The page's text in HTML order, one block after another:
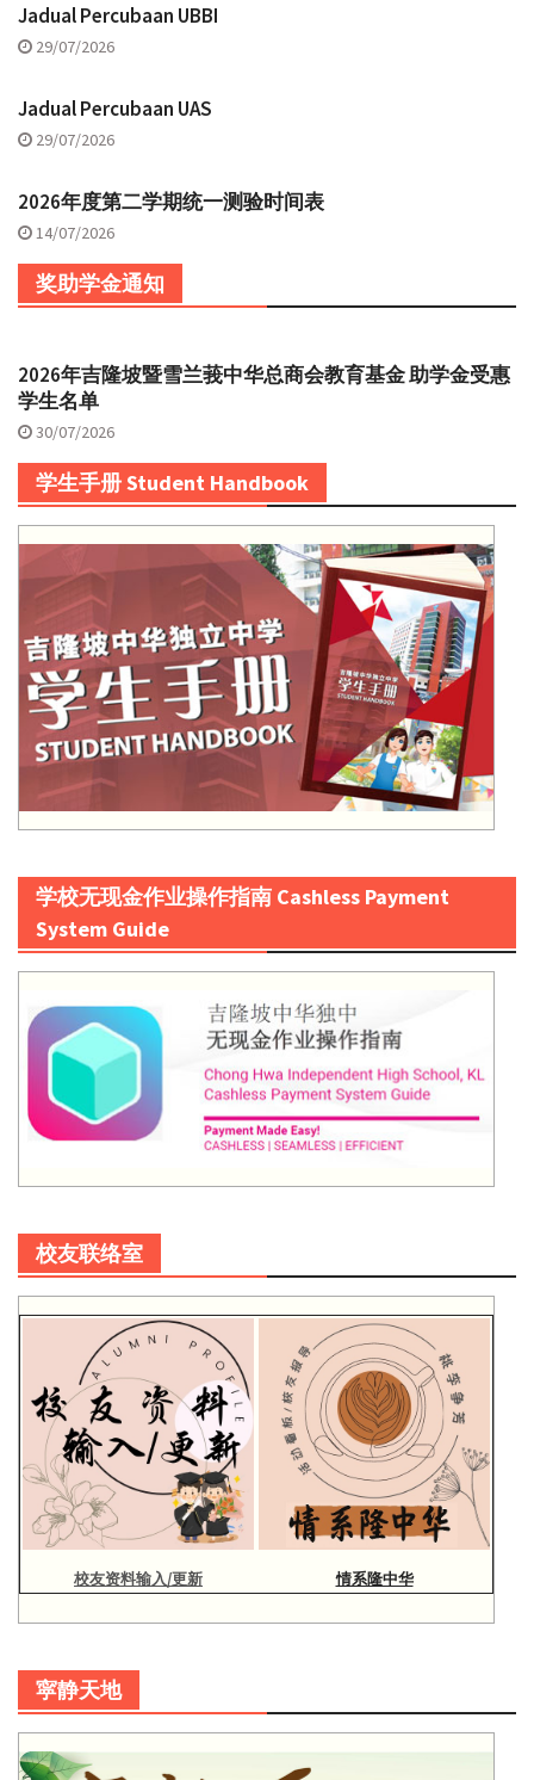
Jadual Percubaan UBBI
29/07/2026
Jadual Percubaan UAS
29/07/2026
2026年度第二学期统一测验时间表
14/07/2026
奖助学金通知
2026年吉隆坡暨雪兰莪中华总商会教育基金 助学金受惠
学生名单
30/07/2026
学生手册 Student Handbook
学校无现金作业操作指南 Cashless Payment
System Guide
校友联络室
校友资料输入/更新 情系隆中华
寜静天地